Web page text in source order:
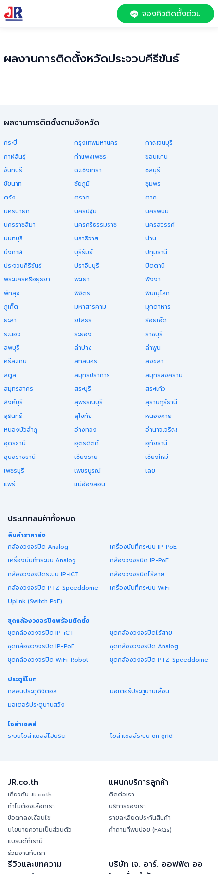
จองคิวติดตั้งด่วน
ผลงานการติดตั้งหวัดประจวบคีรีขันธ์
ผลงานการติดตั้งตามจังหวัด
กระบี่ กรุงเทพมหานคร
กาญจนบุรี
กาฬสินธุ์
กำแพงเพชร
ขอนแก่น
จันทบุรี
ฉะเชิงเทรา
ชลบุรี
ชัยนาท
ชัยภูมิ
ชุมพร
ตรัง
ตราด
ตาก
นครนายก
นครปฐม
นครพนม
นครราชสีมา
นครศรีธรรมราช
นครสวรรค์
นนทบุรี
นราธิวาส
น่าน
บึงกาฬ
บุรีรัมย์
ปทุมธานี
ประจวบคีรีขันธ์
ปราจีนบุรี
ปัตตานี
พระนครศรีอยุธยา
พะเยา
พังงา
พัทลุง
พิจิตร
พิษณุโลก
ภูเก็ต
มหาสารคาม
มุกดาหาร
ยะลา
ยโสธร
ร้อยเอ็ด
ระนอง
ระยอง
ราชบุรี
ลพบุรี
ลำปาง
ลำพูน
ศรีสะเกษ
สกลนคร
สงขลา
สตูล
สมุทรปราการ
สมุทรสงคราม
สมุทรสาคร
สระบุรี
สระแก้ว
สิงห์บุรี
สุพรรณบุรี
สุราษฎร์ธานี
สุรินทร์
สุโขทัย
หนองคาย
หนองบัวลำภู
อ่างทอง
อำนาจเจริญ
อุดรธานี
อุตรดิตถ์
อุทัยธานี
อุบลราชธานี
เชียงราย
เชียงใหม่
เพชรบุรี
เพชรบูรณ์
เลย
แพร่
แม่ฮ่องสอน
ประเภทสินค้าทั้งหมด
สินค้าราคาส่ง
กล้องวงจรปิด Analog
เครื่องบันทึกระบบ IP-PoE
เครื่องบันทึกระบบ Analog
กล้องวงจรปิด IP-PoE
กล้องวงจรปิดระบบ IP-iCT
กล้องวงจรปิดไร้สาย
กล้องวงจรปิด PTZ-Speeddome
เครื่องบันทึกระบบ WiFi
Uplink (Switch PoE)
ชุดกล้องวงจรปิดพร้อมติดตั้ง
ชุดกล้องวงจรปิด IP-iCT
ชุดกล้องวงจรปิดไร้สาย
ชุดกล้องวงจรปิด IP-PoE
ชุดกล้องวงจรปิด Analog
ชุดกล้องวงจรปิด WiFi-Robot
ชุดกล้องวงจรปิด PTZ-Speeddome
ประตูรีโมท
กลอนประตูดิจิตอล
มอเตอร์ประตูบานเลื่อน
มอเตอร์ประตูบานสวิง
โซล่าเซลล์
ระบบโซล่าเซลล์ไฮบริด
โซล่าเซลล์ระบบ on grid
JR.co.th
เกี่ยวกับ JR.co.th
ทำไมต้องเลือกเรา
ข้อตกลงเงื่อนไข
นโยบายความเป็นส่วนตัว
แบรนด์ที่เรามี
ร่วมงานกับเรา
แผนกบริการลูกค้า
ติดต่อเรา
บริการของเรา
รายละเอียดประกันสินค้า
คำถามที่พบบ่อย (FAQs)
รีวิวและบทความ
บริษัท เจ. อาร์. ออฟฟิต ออ